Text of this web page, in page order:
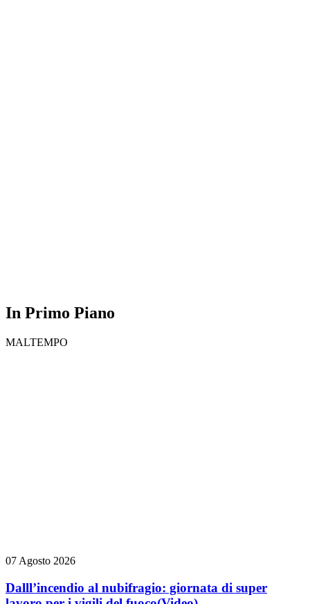
In Primo Piano
MALTEMPO
07 Agosto 2026
Dalll’incendio al nubifragio: giornata di super